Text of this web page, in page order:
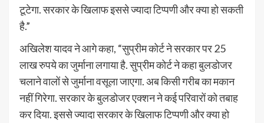
टूटेगा. सरकार के खिलाफ इससे ज्यादा टिप्पणी और क्या हो सकती
है.”
अखिलेश यादव ने आगे कहा, “सुप्रीम कोर्ट ने सरकार पर 25
लाख रुपये का जुर्माना लगाया है. सुप्रीम कोर्ट ने कहा बुलडोजर
चलाने वालों से जुर्माना वसूला जाएगा. अब किसी गरीब का मकान
नहीं गिरेगा. सरकार के बुलडोजर एक्शन ने कई परिवारों को तबाह
कर दिया. इससे ज्यादा सरकार के खिलाफ टिप्पणी और क्या हो